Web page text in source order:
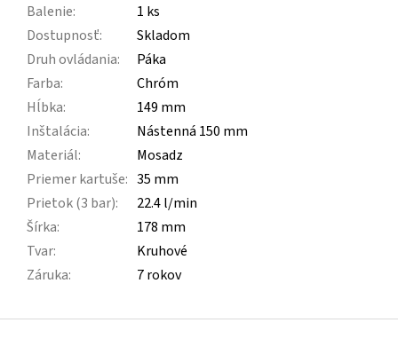
Balenie:
1 ks
Dostupnosť:
Skladom
Druh ovládania:
Páka
Farba:
Chróm
Hĺbka:
149 mm
Inštalácia:
Nástenná 150 mm
Materiál:
Mosadz
Priemer kartuše: 35 mm
Prietok (3 bar):
22.4 l/min
Šírka:
178 mm
Tvar:
Kruhové
Záruka: 7 rokov